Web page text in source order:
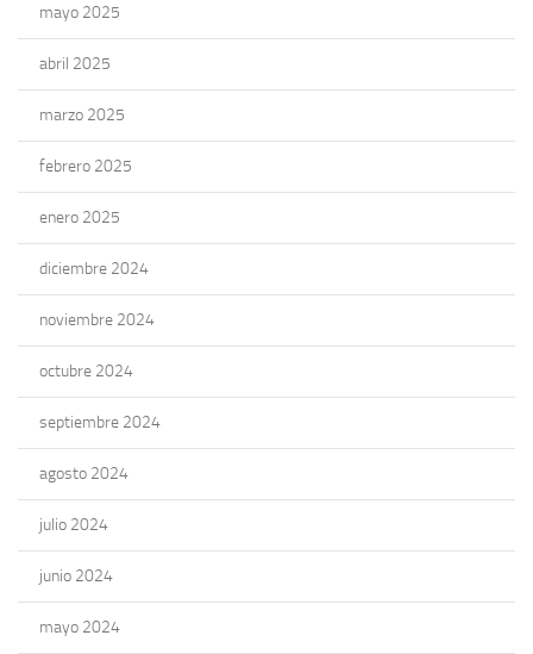
mayo 2025
abril 2025
marzo 2025
febrero 2025
enero 2025
diciembre 2024
noviembre 2024
octubre 2024
septiembre 2024
agosto 2024
julio 2024
junio 2024
mayo 2024